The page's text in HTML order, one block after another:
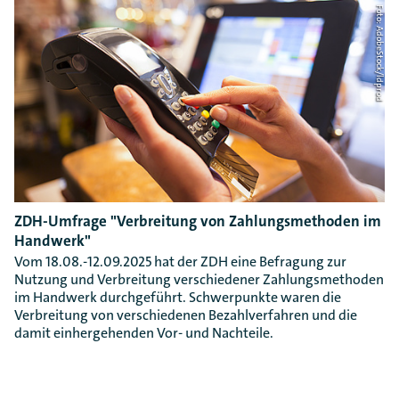
Foto: AdobeStock/ldprod
ZDH-Umfrage "Verbreitung von Zahlungsmethoden im
Handwerk"
Vom 18.08.-12.09.2025 hat der ZDH eine Befragung zur
Nutzung und Verbreitung verschiedener Zahlungsmethoden
im Handwerk durchgeführt. Schwerpunkte waren die
Verbreitung von verschiedenen Bezahlverfahren und die
damit einhergehenden Vor- und Nachteile.